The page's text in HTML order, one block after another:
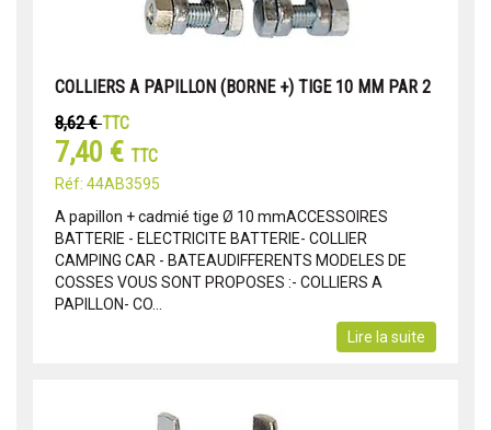
COLLIERS A PAPILLON (BORNE +) TIGE 10 MM PAR 2
8,62 €TTC
7,40 € TTC
Réf: 44AB3595
A papillon + cadmié tige Ø 10 mmACCESSOIRES
BATTERIE - ELECTRICITE BATTERIE- COLLIER
CAMPING CAR - BATEAUDIFFERENTS MODELES DE
COSSES VOUS SONT PROPOSES :- COLLIERS A
PAPILLON- CO...
Lire la suite